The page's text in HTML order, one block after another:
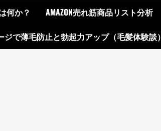
何か？ AMAZON売れ筋商品リスト分析
で薄毛防止と勃起力アップ（毛髪体験談）